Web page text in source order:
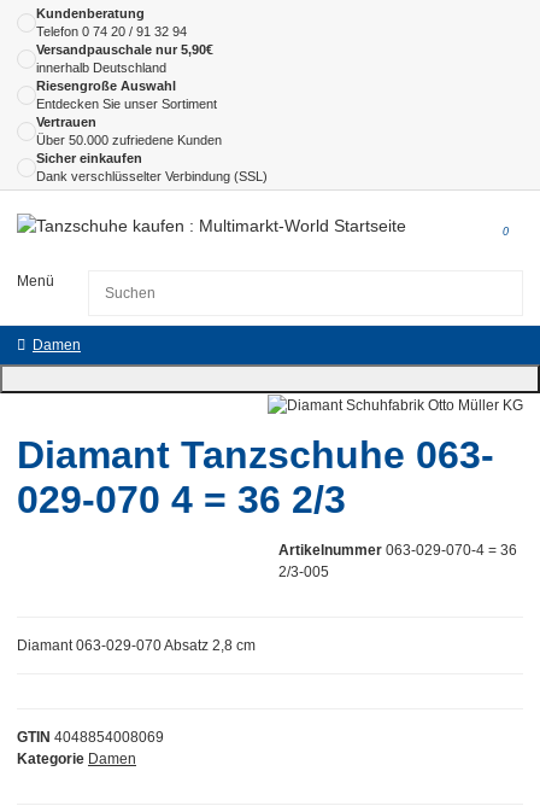
Kundenberatung
Telefon 0 74 20 / 91 32 94
Versandpauschale nur 5,90€
innerhalb Deutschland
Riesengroße Auswahl
Entdecken Sie unser Sortiment
Vertrauen
Über 50.000 zufriedene Kunden
Sicher einkaufen
Dank verschlüsselter Verbindung (SSL)
Menü
0
Damen
Diamant Tanzschuhe 063-
029-070 4 = 36 2/3
Artikelnummer 063-029-070-4 = 36
2/3-005
GTIN 4048854008069
Kategorie Damen
Diamant 063-029-070 Absatz 2,8 cm